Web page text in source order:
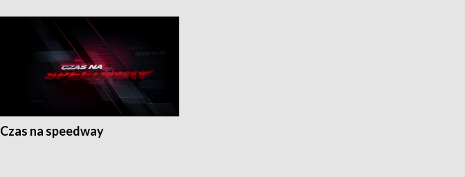
Czas na speedway